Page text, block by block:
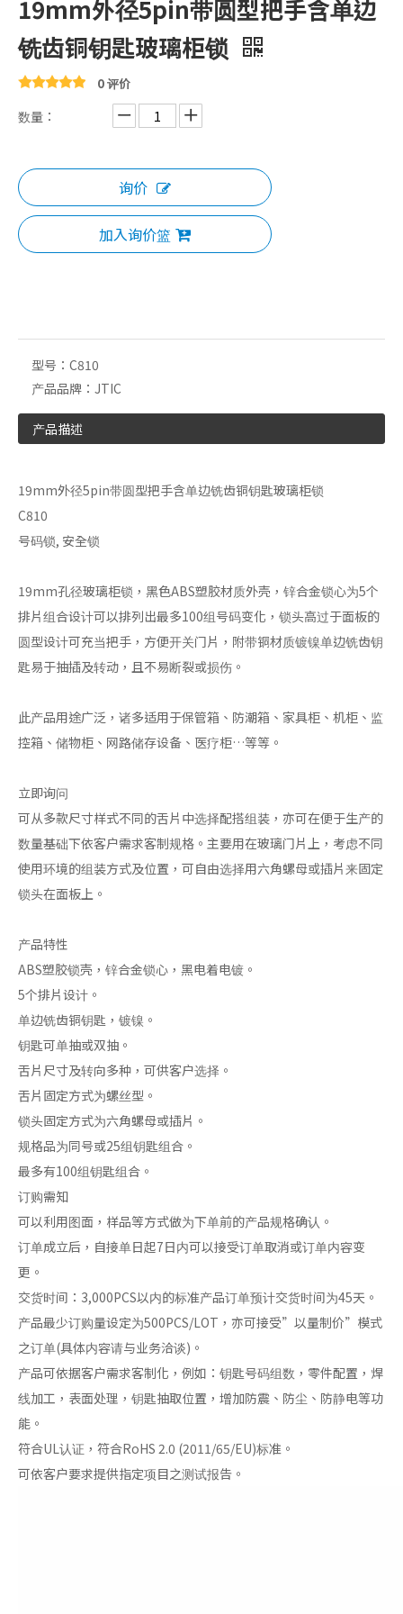
19mm外径5pin带圆型把手含单边
铣齿铜钥匙玻璃柜锁
0 评价
数量：
询价
加入询价篮
型号： C810
产品品牌： JTIC
产品描述
19mm外径5pin带圆型把手含单边铣齿铜钥匙玻璃柜锁
C810
号码锁, 安全锁
19mm孔径玻璃柜锁，黑色ABS塑胶材质外壳，锌合金锁心为5个
排片组合设计可以排列出最多100组号码变化，锁头高过于面板的
圆型设计可充当把手，方便开关门片，附带铜材质镀镍单边铣齿钥
匙易于抽插及转动，且不易断裂或损伤。
此产品用途广泛，诸多适用于保管箱、防潮箱、家具柜、机柜、监
控箱、储物柜、网路储存设备、医疗柜…等等。
立即询问
可从多款尺寸样式不同的舌片中选择配搭组装，亦可在便于生产的
数量基础下依客户需求客制规格。主要用在玻璃门片上，考虑不同
使用环境的组装方式及位置，可自由选择用六角螺母或插片来固定
锁头在面板上。
产品特性
ABS塑胶锁壳，锌合金锁心，黑电着电镀。
5个排片设计。
单边铣齿铜钥匙，镀镍。
钥匙可单抽或双抽。
舌片尺寸及转向多种，可供客户选择。
舌片固定方式为螺丝型。
锁头固定方式为六角螺母或插片。
规格品为同号或25组钥匙组合。
最多有100组钥匙组合。
订购需知
可以利用图面，样品等方式做为下单前的产品规格确认。
订单成立后，自接单日起7日内可以接受订单取消或订单内容变
更。
交货时间：3,000PCS以内的标准产品订单预计交货时间为45天。
产品最少订购量设定为500PCS/LOT，亦可接受”以量制价”模式
之订单(具体内容请与业务洽谈)。
产品可依据客户需求客制化，例如：钥匙号码组数，零件配置，焊
线加工，表面处理，钥匙抽取位置，增加防震、防尘、防静电等功
能。
符合UL认证，符合RoHS 2.0 (2011/65/EU)标准。
可依客户要求提供指定项目之测试报告。